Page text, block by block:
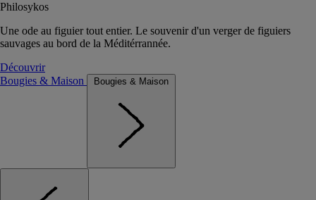
Philosykos
Une ode au figuier tout entier. Le souvenir d'un verger de figuiers
sauvages au bord de la Méditérrannée.
Découvrir
Bougies & Maison
Bougies & Maison